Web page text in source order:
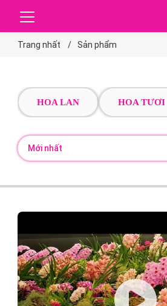
Trang nhất Sản phẩm
HOA LAN HOA TƯƠI